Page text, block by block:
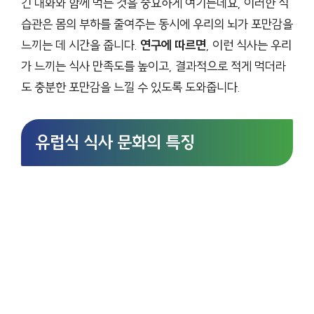
습관은 몸의 부하를 줄여주는 동시에 우리의 뇌가 포만감을
느끼는 데 시간을 줍니다. 연구에 따르면, 이런 식사는 우리
가 느끼는 식사 만족도를 높이고, 결과적으로 적게 먹더라
도 충분한 포만감을 느낄 수 있도록 도와줍니다.
유럽식 식사 문화의 특징